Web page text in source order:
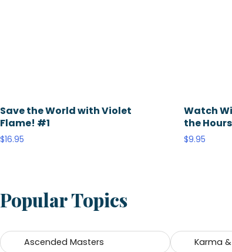
Save the World with Violet
Flame! #1
$16.95
Watch
the Hours
$9.95
Popular Topics
Ascended Masters Karma